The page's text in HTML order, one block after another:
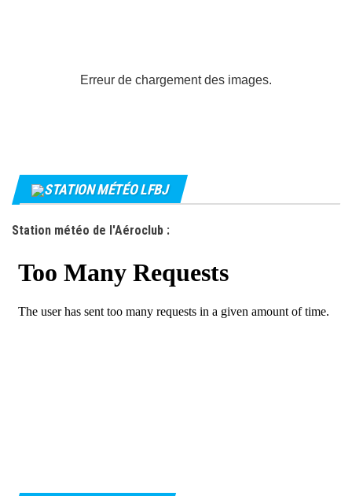
Erreur de chargement des images.
STATION MÉTÉO LFBJ
Station météo de l'Aéroclub :